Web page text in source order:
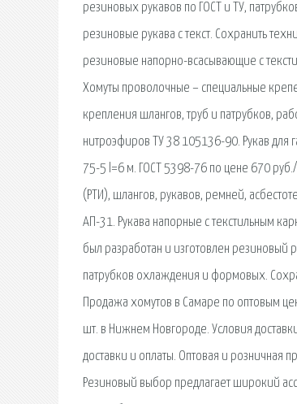
резиновых рукавов по ГОСТ и ТУ,
резиновые рукава с текст. Сохранить
резиновые напорно-всасывающие с
Хомуты проволочные – специальные
крепления шлангов, труб и патрубков,
нитроэфиров ТУ 38 105136-90. Рукав для
75-5 l=6 м. ГОСТ 5398-76 по цене 670
(РТИ), шлангов, рукавов, ремней,
АП-31. Рукава напорные с текстильным
был разработан и изготовлен резиновый
патрубков охлаждения и формовых.
Продажа хомутов в Самаре по оптовым
шт. в Нижнем Новгороде. Условия
доставки и оплаты. Оптовая и розничная
Резиновый выбор предлагает широкий